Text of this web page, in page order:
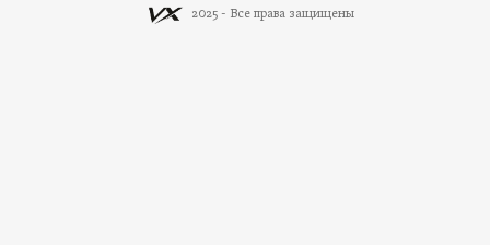
2025 - Все права защищены